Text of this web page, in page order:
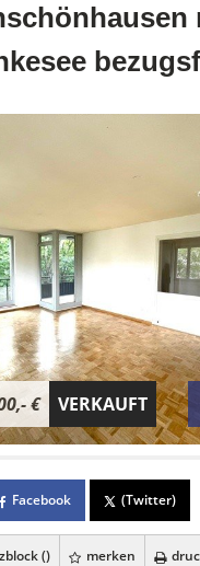
€ VERKAUFT
Facebook (Twitter)
() merken